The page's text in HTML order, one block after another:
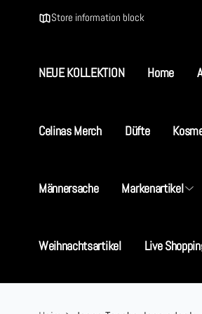
Store information block
NEUE KOLLEKTION Home
Celinas Merch Düfte
Männersache Markenartikel
Weihnachtsartikel Live